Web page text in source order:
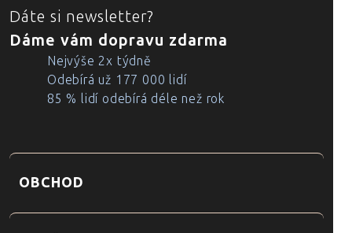
Dáte si newsletter?
Dáme vám dopravu zdarma
Nejvýše 2x týdně
Odebírá už 177 000 lidí
85 % lidí odebírá déle než rok
OBCHOD